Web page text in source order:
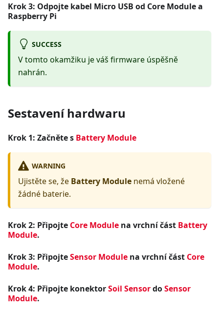
Krok 3: Odpojte kabel Micro USB od Core Modulea
Raspberry Pi
SUCCESS
V tomto okamžiku je váš firmware úspěšně
nahrán.
Sestavení hardwaru
Krok 1: Začněte s Battery Module
WARNING
Ujistěte se, že Battery Module nemá vložené
žádné baterie.
Krok 2: Připojte Core Module na vrchní část Battery
Module.
Krok 3: PřipojteSensor Module na vrchní část Core
Module.
Krok 4: Připojte konektorSoil SensordoSensor
Module.